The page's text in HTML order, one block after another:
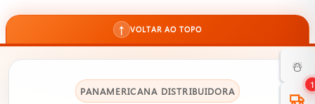
☃️
1
↑ VOLTAR AO TOPO
PANAMERICANA DISTRIBUIDORA